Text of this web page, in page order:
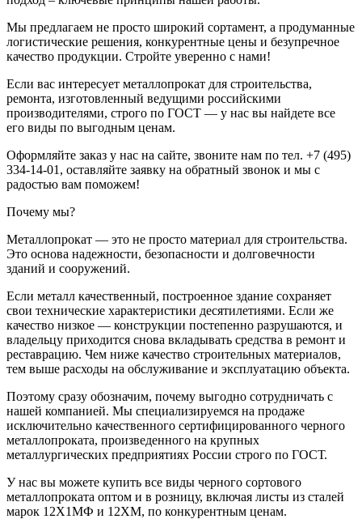
Мы предлагаем не просто широкий сортамент, а продуманные
логистические решения, конкурентные цены и безупречное
качество продукции. Стройте уверенно с нами!
Если вас интересует металлопрокат для строительства,
ремонта, изготовленный ведущими российскими
производителями, строго по ГОСТ — у нас вы найдете все
его виды по выгодным ценам.
Оформляйте заказ у нас на сайте, звоните нам по тел. +7 (495)
334-14-01, оставляйте заявку на обратный звонок и мы с
радостью вам поможем!
Почему мы?
Металлопрокат — это не просто материал для строительства.
Это основа надежности, безопасности и долговечности
зданий и сооружений.
Если металл качественный, построенное здание сохраняет
свои технические характеристики десятилетиями. Если же
качество низкое — конструкции постепенно разрушаются, и
владельцу приходится снова вкладывать средства в ремонт и
реставрацию. Чем ниже качество строительных материалов,
тем выше расходы на обслуживание и эксплуатацию объекта.
Поэтому сразу обозначим, почему выгодно сотрудничать с
нашей компанией. Мы специализируемся на продаже
исключительно качественного сертифицированного черного
металлопроката, произведенного на крупных
металлургических предприятиях России строго по ГОСТ.
У нас вы можете купить все виды черного сортового
металлопроката оптом и в розницу, включая листы из сталей
марок 12Х1МФ и 12ХМ, по конкурентным ценам.